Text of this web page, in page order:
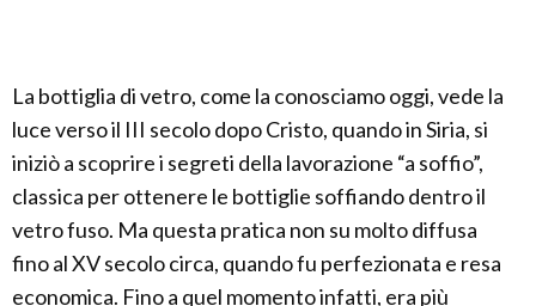
La bottiglia di vetro, come la conosciamo oggi, vede la
luce verso il III secolo dopo Cristo, quando in Siria, si
iniziò a scoprire i segreti della lavorazione “a soffio”,
classica per ottenere le bottiglie soffiando dentro il
vetro fuso. Ma questa pratica non su molto diffusa
fino al XV secolo circa, quando fu perfezionata e resa
economica. Fino a quel momento infatti, era più